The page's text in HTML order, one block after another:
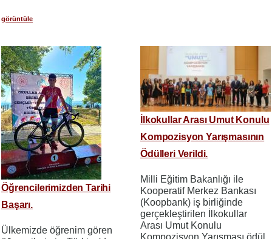
görüntüle
Öğrencilerimizden Tarihi
Başarı.
Ülkemizde öğrenim gören
İlkokullar Arası Umut Konulu
Kompozisyon Yarışmasının
Ödülleri Verildi.
Milli Eğitim Bakanlığı ile
Kooperatif Merkez Bankası
(Koopbank) iş birliğinde
gerçekleştirilen İlkokullar
Arası Umut Konulu